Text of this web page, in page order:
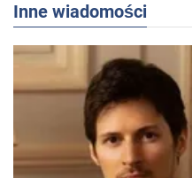
Inne wiadomości